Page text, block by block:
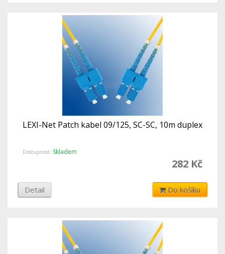
LEXI-Net Patch kabel 09/125, SC-SC, 10m duplex
Dostupnost: Skladem
282 Kč
Detail Do košíku